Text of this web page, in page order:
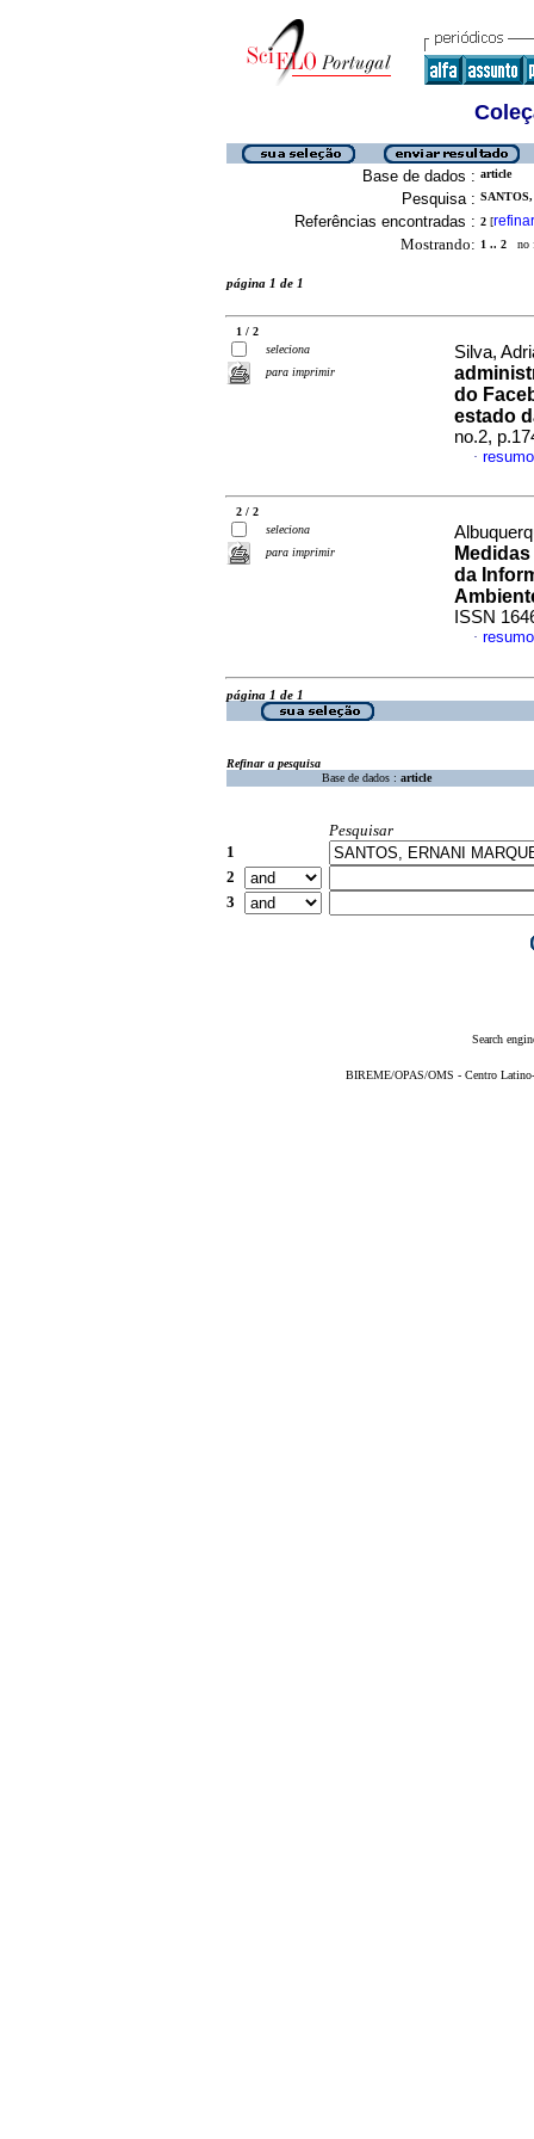
Base de dados : article
Pesquisa :
Referências encontradas : 2 [refinar
Mostrando: 1 .. 2 no
página 1 de 1
1 / 2
seleciona
para imprimir
Silva,
do
estado
no.2,
·
2 / 2
seleciona
para imprimir
da
ISSN
·
página 1 de 1
Refinar a pesquisa
Base de dados : article
Pesquisar
1
2
3
Search
BIREME/OPAS/OMS - Centro Latino-